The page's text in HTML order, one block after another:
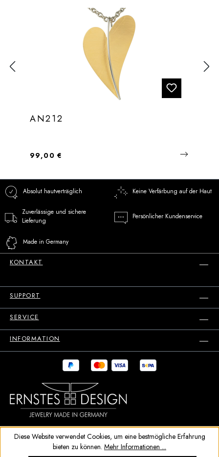
AN212
Regulärer Preis:
99,00 €
Absolut hautverträglich Keine Verfärbung auf der Haut
Zuverlässige und sichere
Lieferung
Persönlicher Kundenservice
Made in Germany
KONTAKT
SUPPORT
SERVICE
INFORMATION
Diese Website verwendet Cookies, um eine bestmögliche Erfahrung
bieten zu können. Mehr Informationen ...